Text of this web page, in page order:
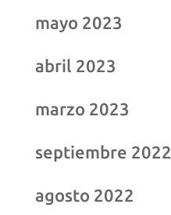
mayo 2023
abril 2023
marzo 2023
septiembre 2022
agosto 2022